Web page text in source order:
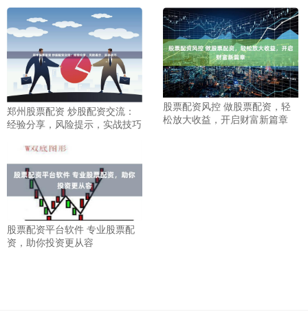
郑州股票配资 炒股配资交流：
经验分享，风险提示，实战技巧
股票配资风控 做股票配资，轻
松放大收益，开启财富新篇章
股票配资平台软件 专业股票配
资，助你投资更从容